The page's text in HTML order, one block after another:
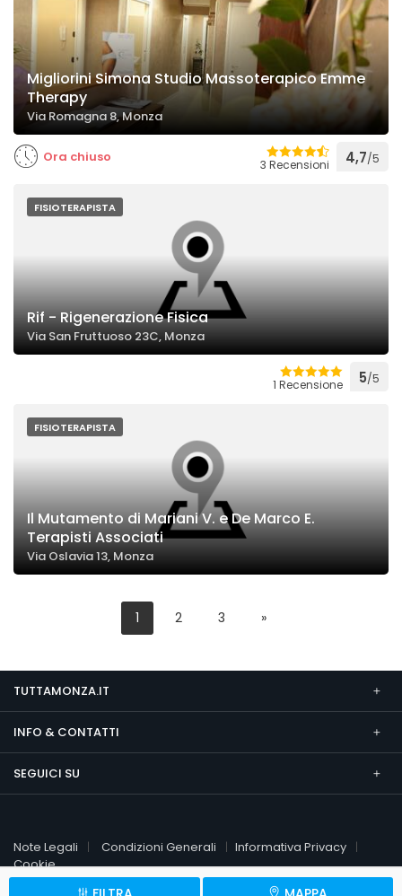
Migliorini Simona Studio Massoterapico Emme
Therapy
Via Romagna 8, Monza
Ora chiuso 3 Recensioni 4,7/5
FISIOTERAPISTA
Rif - Rigenerazione Fisica
Via San Fruttuoso 23C, Monza
1 Recensione 5/5
FISIOTERAPISTA
Il Mutamento di Mariani V. e De Marco E.
Terapisti Associati
Via Oslavia 13, Monza
1 2 3 »
TUTTAMONZA.IT
INFO & CONTATTI
SEGUICI SU
Note Legali Condizioni Generali
Informativa Privacy
Cookie